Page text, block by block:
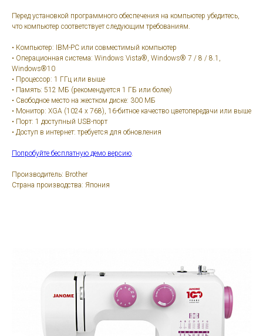
Перед установкой программного обеспечения на компьютер убедитесь,
что компьютер соответствует следующим требованиям.
• Компьютер: IBM-PC или совместимый компьютер
• Операционная система: Windows Vista®, Windows® 7 / 8 / 8.1,
Windows®10
• Процессор: 1 ГГц или выше
• Память: 512 МБ (рекомендуется 1 ГБ или более)
• Свободное место на жестком диске: 300 МБ
• Монитор: XGA (1024 x 768), 16-битное качество цветопередачи или выше
• Порт: 1 доступный USB-порт
• Доступ в интернет: требуется для обновления
Попробуйте бесплатную демо версию.
Производитель: Brother
Страна производства: Япония